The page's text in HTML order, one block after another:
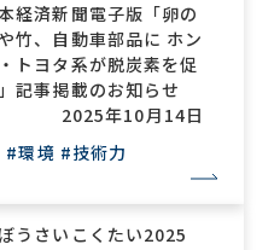
経済新聞電子版「卵の
竹、自動車部品に ホン
トヨタ系が脱炭素を促
記事掲載のお知らせ
2025年10月14日
#環境 #技術力
ぼうさいこくたい2025